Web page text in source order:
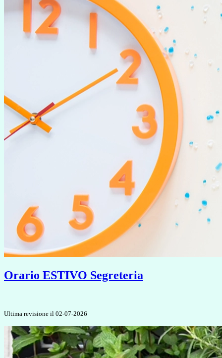
Orario ESTIVO Segreteria
Ultima revisione il 02-07-2026